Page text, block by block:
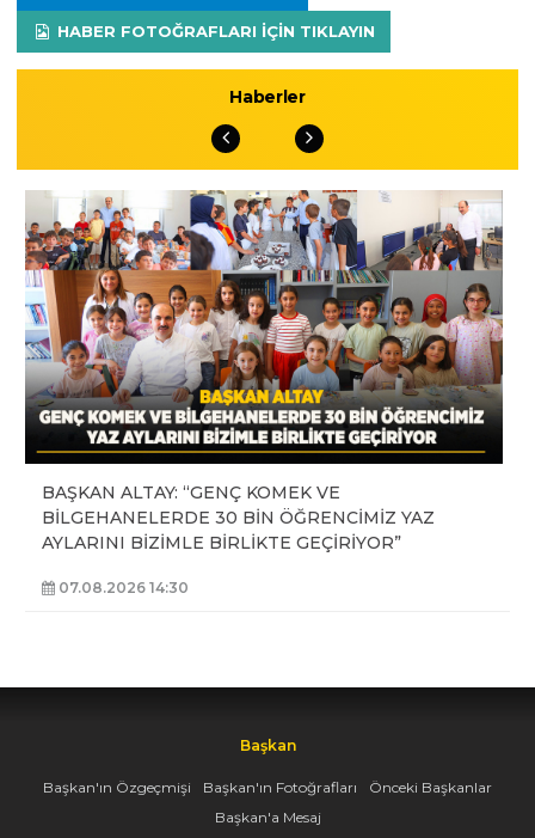
HABER FOTOĞRAFLARI IÇIN TIKLAYIN
Haberler
BAŞKAN ALTAY: “GENÇ KOMEK VE
BİLGEHANELERDE 30 BİN ÖĞRENCİMİZ YAZ
AYLARINI BİZİMLE BİRLİKTE GEÇİRİYOR”
07.08.2026 14:30
Başkan
Başkan'ın Özgeçmişi Başkan'ın Fotoğrafları
Önceki Başkanlar
Başkan'a Mesaj